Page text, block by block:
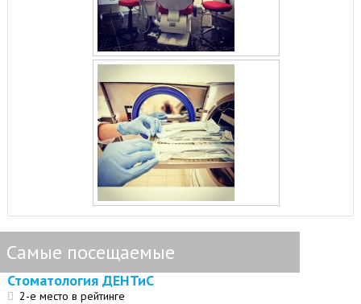
Самые посещаемые
Стоматология ДЕНТиС
2-е место в рейтинге